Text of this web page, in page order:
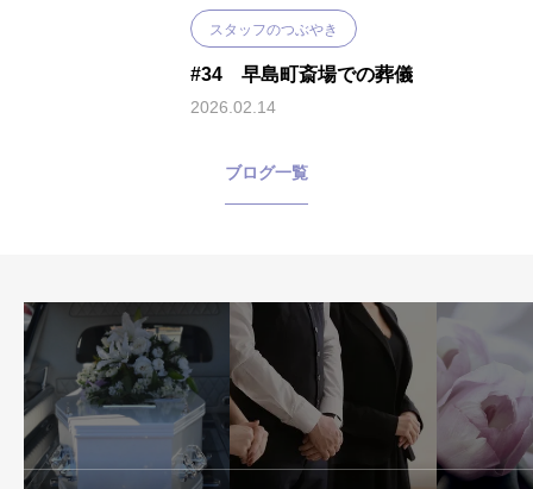
スタッフのつぶやき
#34 早島町斎場での葬儀
2026.02.14
ブログ一覧